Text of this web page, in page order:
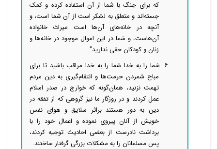
که برای جنگ با شما از آن استفاده کرده و کمک
جسته‌اند و متعلق به لشکر است از آن شما است، و
آنچه در خانه‌های آن‌ها است میراث خانواده
آن‌هاست، و شما در این اموال موجود در خانه‌ها و
زنان و کودکان حقی ندارید".
۶. شما را به خدا ‌‌‌‌شما را به خدا مراقب باشید تا برای
مباح شمردن حرمت‌ها و انتقام‌گیری به دین مردم
تهمت نزنید، همان‌گونه که خوارج در صدر اسلام
عمل کردند و در روزگار ما نیز گروهی که از تفقه در
دین به دور هستند براثر سلایق و هوای نفس
خویش از آنان پیروی نموده و اعمال خود را با
برداشت نادرست از بعضی احادیث توجیه کردند،
پس مسلمانان را به مشکلات بزرگی گرفتار ساختند.